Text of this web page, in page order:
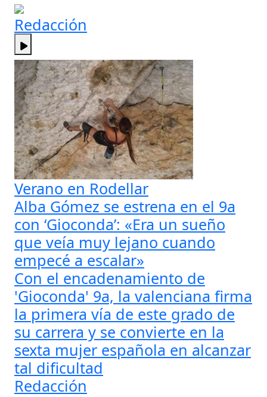
Redacción
Verano en Rodellar
Alba Gómez se estrena en el 9a
con ‘Gioconda’: «Era un sueño
que veía muy lejano cuando
empecé a escalar»
Con el encadenamiento de
'Gioconda' 9a, la valenciana firma
la primera vía de este grado de
su carrera y se convierte en la
sexta mujer española en alcanzar
tal dificultad
Redacción